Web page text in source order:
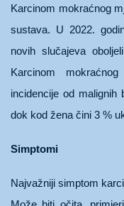
Karcinom mokraćnog
sustava. U 2022.
novih slučajeva
Karcinom
incidencije od malignih
dok kod žena čini 3 %
Simptomi
Najvažniji simptom